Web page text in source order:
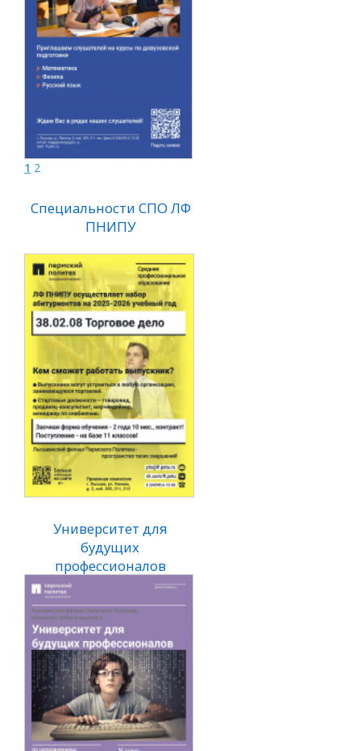
1 2
Специальности СПО ЛФ
ПНИПУ
Университет для
будущих
профессионалов